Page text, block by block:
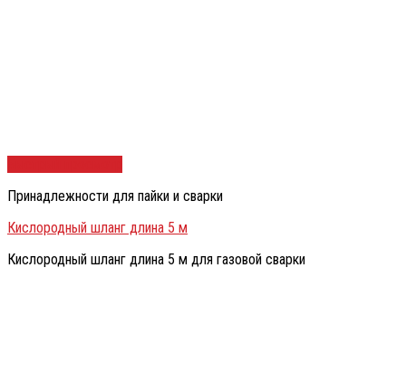
Принадлежности для пайки и сварки
Кислородный шланг длина 5 м
Кислородный шланг длина 5 м для газовой сварки